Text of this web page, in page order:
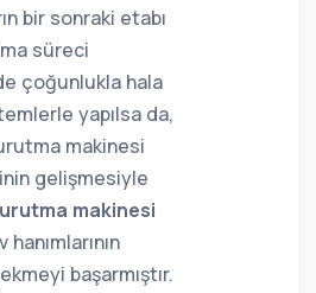
bir sonraki etabı
süreci
çoğunlukla hala
yapılsa da,
makinesi
gelişmesiyle
makinesi
başarmıştır.